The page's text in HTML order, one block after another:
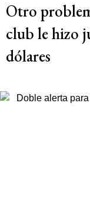
Otro
club le hizo
dólares